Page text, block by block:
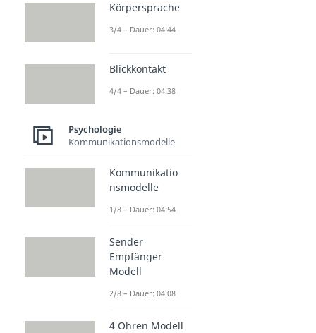
Körpersprache
3/4 – Dauer: 04:44
Blickkontakt
4/4 – Dauer: 04:38
Psychologie
Kommunikationsmodelle
Kommunikatio
nsmodelle
1/8 – Dauer: 04:54
Sender
Empfänger
Modell
2/8 – Dauer: 04:08
4 Ohren Modell